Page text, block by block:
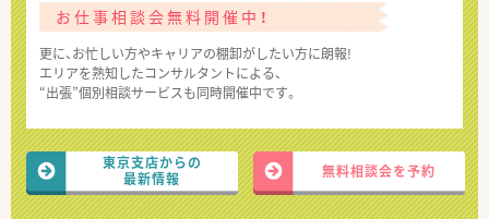
お仕事相談会無料開催中！
更に、お忙しい方やキャリアの棚卸がしたい方に朗報!
エリアを熟知したコンサルタントによる、
“出張”個別相談サービスも同時開催中です。
東京支店からの
最新情報
無料相談会を予約